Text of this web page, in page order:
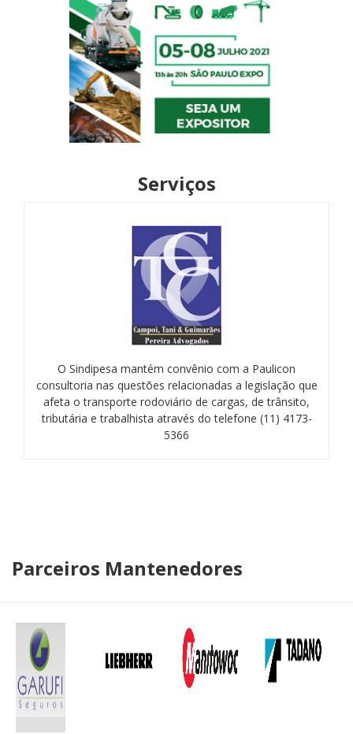
Serviços
O Sindipesa mantém convênio com a Paulicon
consultoria nas questões relacionadas a legislação que
afeta o transporte rodoviário de cargas, de trânsito,
tributária e trabalhista através do telefone (11) 4173-
5366
Parceiros Mantenedores